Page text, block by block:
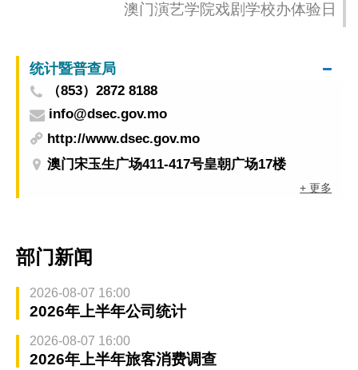
澳门演艺学院戏剧学校办体验日
统计暨普查局
（853）2872 8188
info@dsec.gov.mo
http://www.dsec.gov.mo
澳门宋玉生广场411-417号皇朝广场17楼
+ 更多
部门新闻
2026-08-07 16:00
2026年上半年公司统计
2026-08-07 16:00
2026年上半年旅客消费调查